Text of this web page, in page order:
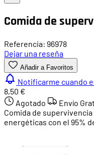
Comida de
Referencia: 96978
Dejar una reseña
Añadir a Favoritos
Notificarme cuando
8,50 €
Agotado
Envío
Comida de
energéticas con el 95%